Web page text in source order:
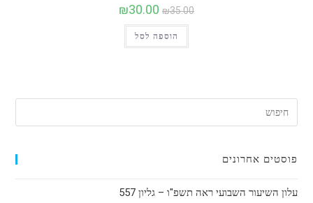
₪35.00
₪30.00
הוספה לסל
פוסטים אחרונים
עלון השיעור השבועי ראה תשפ"ו – גליון 557